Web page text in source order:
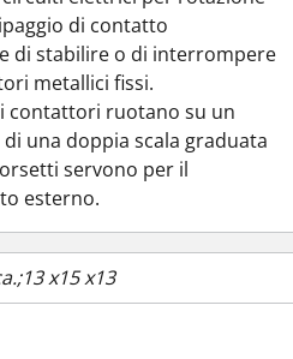
di contatto
di stabilire o di interrompere
metallici fissi.
contattori ruotano su un
una doppia scala graduata
servono per il
esterno.
x15 x13